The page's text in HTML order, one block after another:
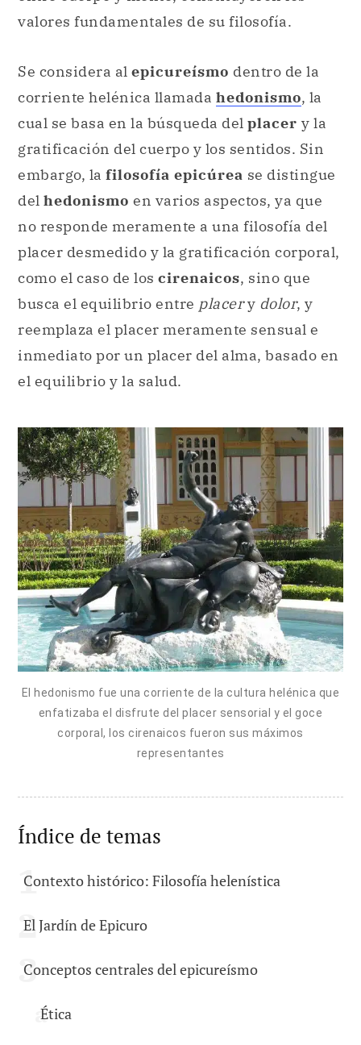
valores fundamentales de su filosofía.
Se considera al epicureísmo dentro de la
corriente helénica llamada hedonismo, la
cual se basa en la búsqueda del placer y la
gratificación del cuerpo y los sentidos. Sin
embargo, la filosofía epicúrea se distingue
del hedonismo en varios aspectos, ya que
no responde meramente a una filosofía del
placer desmedido y la gratificación corporal,
como el caso de los cirenaicos, sino que
busca el equilibrio entre placery dolor, y
reemplaza el placer meramente sensual e
inmediato por un placer del alma, basado en
el equilibrio y la salud.
El hedonismo fue una corriente de la cultura helénica que
enfatizaba el disfrute del placer sensorial y el goce
corporal, los cirenaicos fueron sus máximos
representantes
Índice de temas
Contexto histórico: Filosofía helenística
El Jardín de Epicuro
Conceptos centrales del epicureísmo
Ética